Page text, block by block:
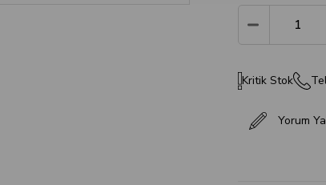
Kritik Stok
Yorum